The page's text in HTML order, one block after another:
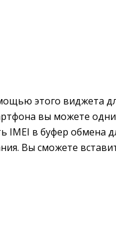
этого виджета
вы можете
IMEI в буфер обмена
Вы сможете